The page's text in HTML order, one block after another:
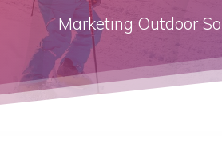
Marketing Outdoor